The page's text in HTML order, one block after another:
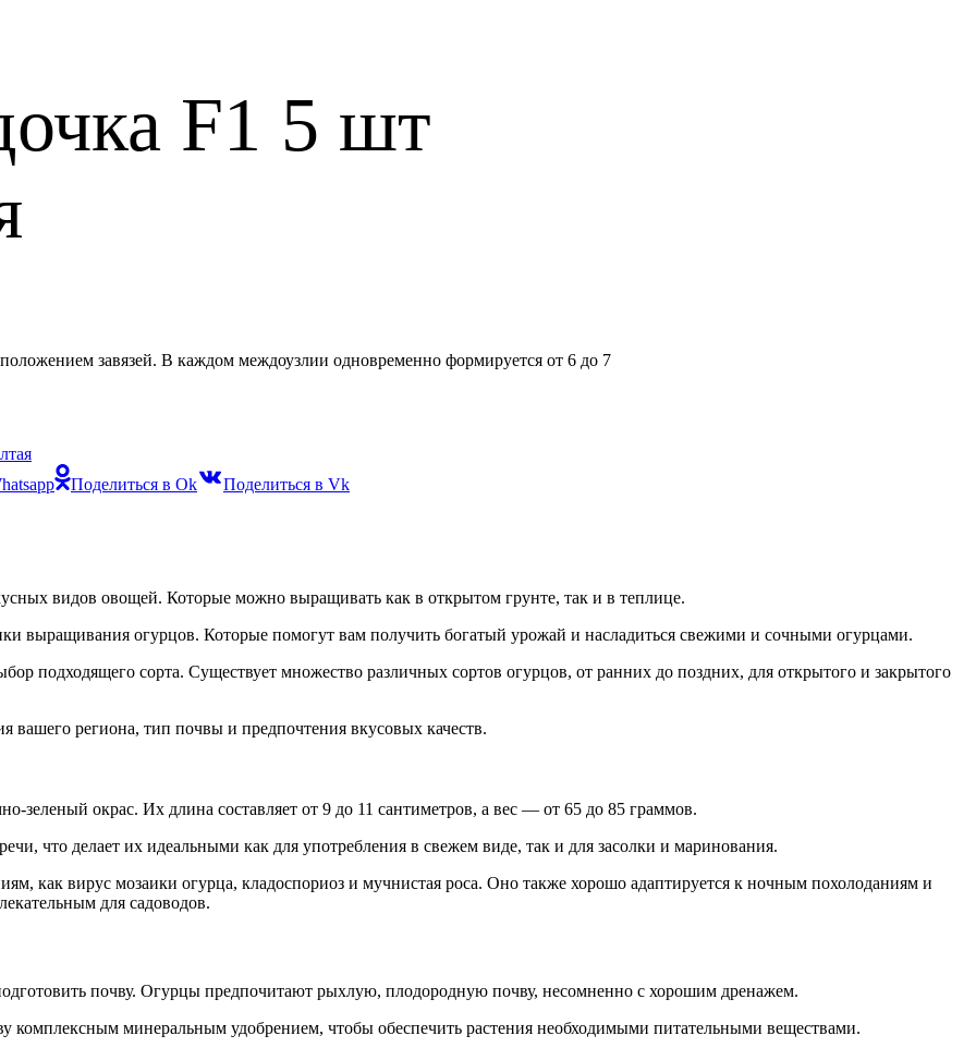
F1 5 шт
завязей. В каждом междоузлии одновременно формируется от 6 до 7
Поделиться в Ok Поделиться в Vk
видов овощей. Которые можно выращивать как в открытом грунте, так и в теплице.
выращивания огурцов. Которые помогут вам получить богатый урожай и насладиться свежими и сочными огурцами.
подходящего сорта. Существует множество различных сортов огурцов, от ранних до поздних, для открытого и закрытого
вашего региона, тип почвы и предпочтения вкусовых качеств.
зеленый окрас. Их длина составляет от 9 до 11 сантиметров, а вес — от 65 до 85 граммов.
что делает их идеальными как для употребления в свежем виде, так и для засолки и маринования.
как вирус мозаики огурца, кладоспориоз и мучнистая роса. Оно также хорошо адаптируется к ночным похолоданиям и
для садоводов.
почву. Огурцы предпочитают рыхлую, плодородную почву, несомненно с хорошим дренажем.
комплексным минеральным удобрением, чтобы обеспечить растения необходимыми питательными веществами.